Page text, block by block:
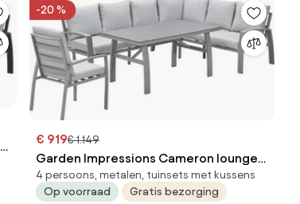
-20 %
€ 919€ 1.149
Garden Impressions Cameron lounge
dining set 4-delig rechts incl stoel -
taupe
4 persoons, metalen, tuinsets met kussens
Op voorraad
Gratis bezorging